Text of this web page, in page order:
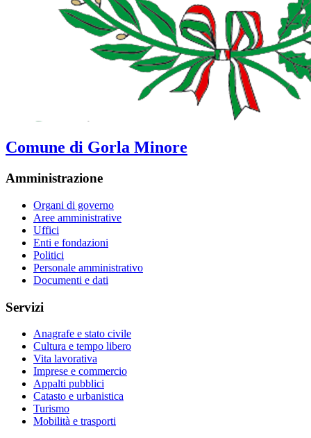
Comune di Gorla Minore
Amministrazione
Organi di governo
Aree amministrative
Uffici
Enti e fondazioni
Politici
Personale amministrativo
Documenti e dati
Servizi
Anagrafe e stato civile
Cultura e tempo libero
Vita lavorativa
Imprese e commercio
Appalti pubblici
Catasto e urbanistica
Turismo
Mobilità e trasporti